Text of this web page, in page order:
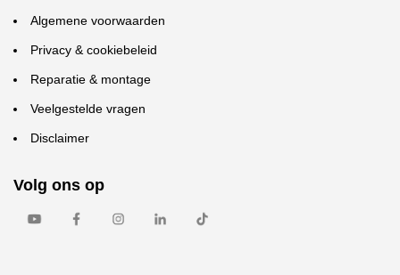
Algemene voorwaarden
Privacy & cookiebeleid
Reparatie & montage
Veelgestelde vragen
Disclaimer
Volg ons op